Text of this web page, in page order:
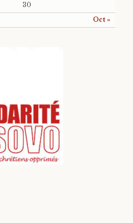
Oct »
30